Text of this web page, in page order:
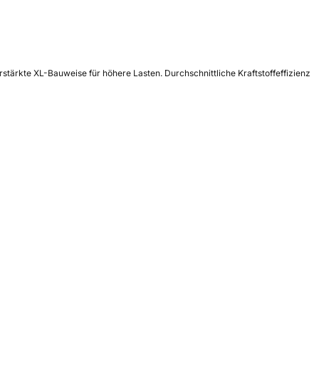
XL-Bauweise für höhere Lasten. Durchschnittliche Kraftstoffeffizienz